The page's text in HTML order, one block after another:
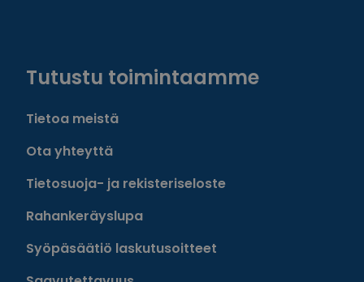
Tutustu toimintaamme
Tietoa meistä
Ota yhteyttä
Tietosuoja- ja rekisteriseloste
Rahankeräyslupa
Syöpäsäätiö laskutusoitteet